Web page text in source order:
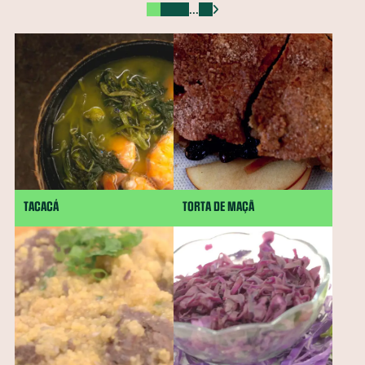
Mamão Jatobá
Cravo-da-Índia Morango Castanha-do-Brasil
Cacau Semente de Linhaça Jaca Cará Taioba
Palma Jambu Tucupi Cheiro-verde Abacate
Palmito Maxixe Agrião Grão-de-bico Manjericão
Uva Mandioquinha Amendoim Gergelim
Gengibre Semente de Chia Alecrim Almeirão
Pupunha Jabuticaba major-gomes
Abricó Açafrão-da-terra Juçara Pequi Baru
Shitake Feijão-de-corda Amêndoa Rúcula
Cominho Caruru Serralha Soja Melão
Tangerina Pêssego Chicória-do-Pará Beldroega
Cupuaçu Cagaita Camarão Quirera de milho
Radite Pinhão Cuscuz Sapoti Goiabada
...
TACACÁ TORTA DE MAÇÃ